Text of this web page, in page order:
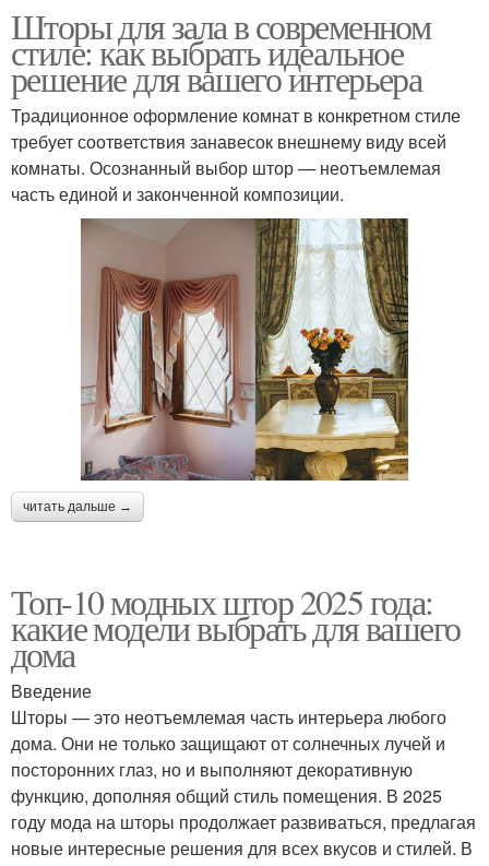
Шторы для зала в современном
стиле: как выбрать идеальное
решение для вашего интерьера
Традиционное оформление комнат в конкретном стиле
требует соответствия занавесок внешнему виду всей
комнаты. Осознанный выбор штор — неотъемлемая
часть единой и законченной композиции.
читать дальше →
Топ-10 модных штор 2025 года:
какие модели выбрать для вашего
дома
Введение
Шторы — это неотъемлемая часть интерьера любого
дома. Они не только защищают от солнечных лучей и
посторонних глаз, но и выполняют декоративную
функцию, дополняя общий стиль помещения. В 2025
году мода на шторы продолжает развиваться, предлагая
новые интересные решения для всех вкусов и стилей. В